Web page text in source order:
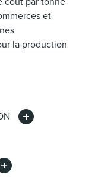
et
la production